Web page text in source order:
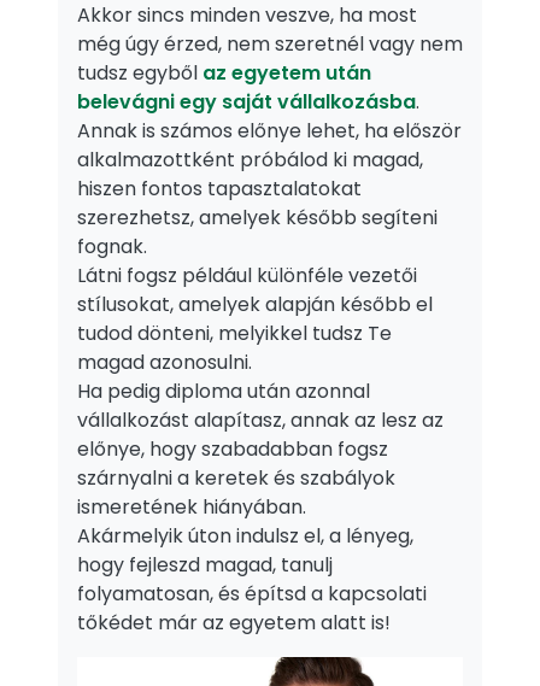
Akkor sincs minden veszve, ha most
még úgy érzed, nem szeretnél vagy nem
tudsz egyből az egyetem után
belevágni egy saját vállalkozásba.
Annak is számos előnye lehet, ha először
alkalmazottként próbálod ki magad,
hiszen fontos tapasztalatokat
szerezhetsz, amelyek később segíteni
fognak.
Látni fogsz például különféle vezetői
stílusokat, amelyek alapján később el
tudod dönteni, melyikkel tudsz Te
magad azonosulni.
Ha pedig diploma után azonnal
vállalkozást alapítasz, annak az lesz az
előnye, hogy szabadabban fogsz
szárnyalni a keretek és szabályok
ismeretének hiányában.
Akármelyik úton indulsz el, a lényeg,
hogy fejleszd magad, tanulj
folyamatosan, és építsd a kapcsolati
tőkédet már az egyetem alatt is!